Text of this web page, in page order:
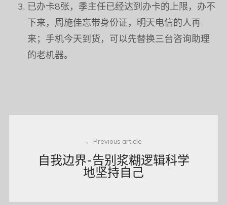
已办卡8张，季主任已经达到办卡的上限，办不
下来，周施佳忘带身份证，明天电信的人再
来；手机今天到货，可以先替换三台咨询助理
的老机器。
navigationPrevious article
自我边界-告别浆糊逻辑科学
地坚持自己